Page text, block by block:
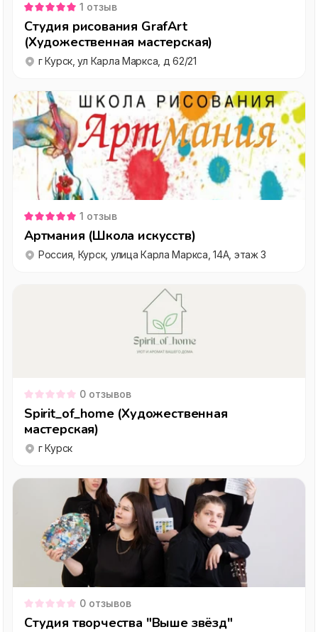
1 отзыв
Студия рисования GrafArt
(Художественная мастерская)
г Курск, ул Карла Маркса, д 62/21
1 отзыв
Артмания (Школа искусств)
Россия, Курск, улица Карла Маркса, 14А, этаж 3
0 отзывов
Spirit_of_home (Художественная
мастерская)
г Курск
0 отзывов
Студия творчества "Выше звёзд"